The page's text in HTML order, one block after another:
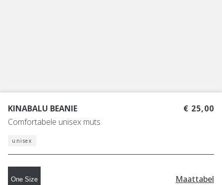
KINABALU BEANIE
Comfortabele unisex muts
€ 25,00
unisex
One Size Maattabel